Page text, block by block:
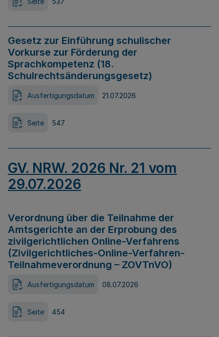
Gesetz zur Einführung schulischer
Vorkurse zur Förderung der
Sprachkompetenz (18.
Schulrechtsänderungsgesetz)
Ausfertigungsdatum 21.07.2026
Seite 547
GV. NRW. 2026 Nr. 21 vom
29.07.2026
Verordnung über die Teilnahme der
Amtsgerichte an der Erprobung des
zivilgerichtlichen Online-Verfahrens
(Zivilgerichtliches-Online-Verfahren-
Teilnahmeverordnung – ZOVTnVO)
Ausfertigungsdatum 08.07.2026
Seite 454